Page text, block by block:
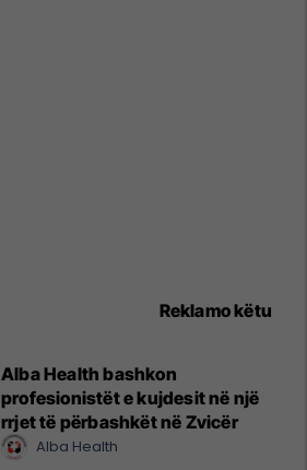
Reklamo këtu
Alba Health bashkon
profesionistët e kujdesit në një
rrjet të përbashkët në Zvicër
Alba Health